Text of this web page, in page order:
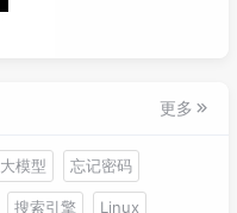
更多
大模型 忘记密码
搜索引擎 Linux